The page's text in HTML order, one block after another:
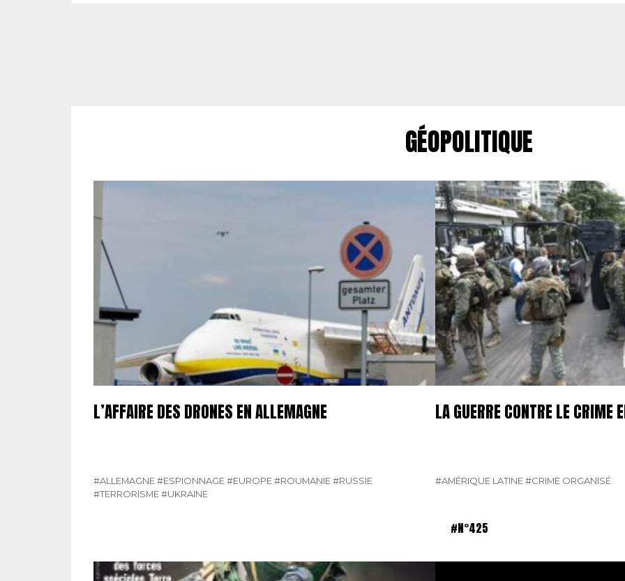
GÉOPOLITIQUE
L’AFFAIRE DES DRONES EN ALLEMAGNE
#ALLEMAGNE#ESPIONNAGE#EUROPE#ROUMANIE#RUSSIE
#TERRORISME#UKRAINE
LA GUERRE CONTRE LE CRIME
#AMÉRIQUE LATINE#CRIME ORGANISÉ
#N°425